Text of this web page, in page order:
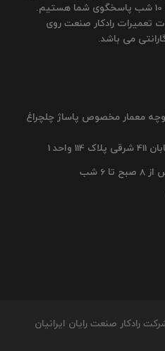
روزهای تعطیل از ساعت 8 صبح تا 10 شب پاسخگوی شما هستیم.
تعمیرات رادکار صنعت روی
می باشد.
کوچه معمار مخصوص پاساژ چلچراغ
رادکار صنعت رایان ایرانیان